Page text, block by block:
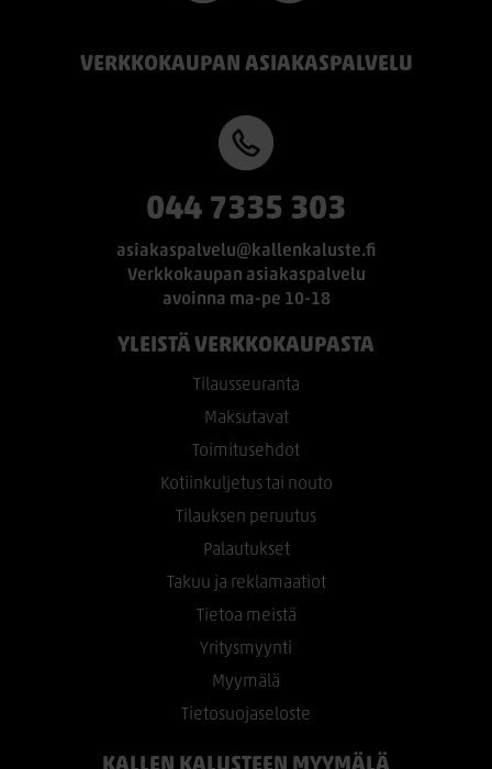
VERKKOKAUPAN ASIAKASPALVELU
044 7335 303
asiakaspalvelu@kallenkaluste.fi
Verkkokaupan asiakaspalvelu
avoinna ma-pe 10-18
YLEISTÄ VERKKOKAUPASTA
Tilausseuranta
Maksutavat
Toimitusehdot
Kotiinkuljetus tai nouto
Tilauksen peruutus
Palautukset
Takuu ja reklamaatiot
Tietoa meistä
Yritysmyynti
Myymälä
Tietosuojaseloste